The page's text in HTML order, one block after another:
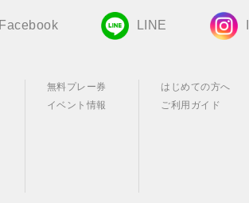
Facebook LINE
無料プレー券
イベント情報
はじめての方へ
ご利用ガイド